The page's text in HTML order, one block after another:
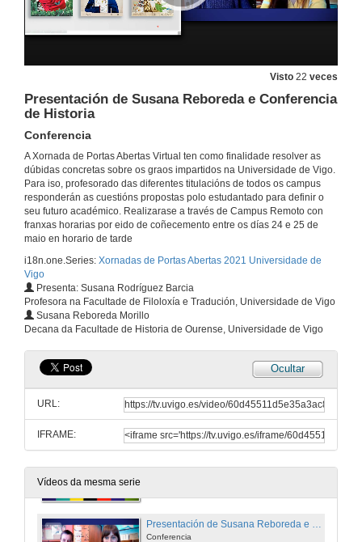
Visto 22 veces
Presentación de Susana Reboreda e Conferencia
de Historia
Conferencia
A Xornada de Portas Abertas Virtual ten como finalidade resolver as
dúbidas concretas sobre os graos impartidos na Universidade de Vigo.
Para iso, profesorado das diferentes titulacións de todos os campus
responderán as cuestións propostas polo estudantado para definir o
seu futuro académico. Realizarase a través de Campus Remoto con
franxas horarias por eido de coñecemento entre os días 24 e 25 de
maio en horario de tarde
i18n.one.Series: Xornadas de Portas Abertas 2021 Universidade de
Vigo
Presenta: Susana Rodríguez Barcia
Profesora na Facultade de Filoloxía e Tradución, Universidade de Vigo
Susana Reboreda Morillo
Decana da Facultade de Historia de Ourense, Universidade de Vigo
Ocultar
URL:
IFRAME:
Vídeos da mesma serie
Química
Conferencia
Conferencia
Escola de Enfermaría Pontevedra
Conferencia
24 de maio de 2021
Fisioterapia
Conferencia
24 de maio de 2021
Conferencia
24 de maio de 2021
Enxeñaría de Minas e Enerxía
Presentación de Susana Reboreda e Conferencia de Historia
Conferencia